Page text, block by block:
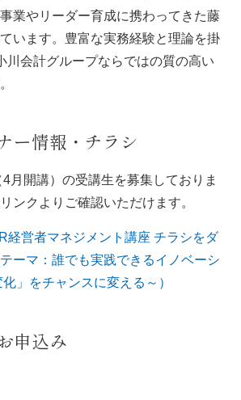
業やリーダー育成に携わってきた藤
います。豊富な実務経験と理論を掛
川会計グループならではの質の高い
ー情報・チラシ
月開講）の受講生を募集しておりま
ンクよりご確認いただけます。
経営者マネジメント講座 チラシをダ
ーマ：誰でも実践できるイノベーシ
」をチャンスに変える～）
申込み